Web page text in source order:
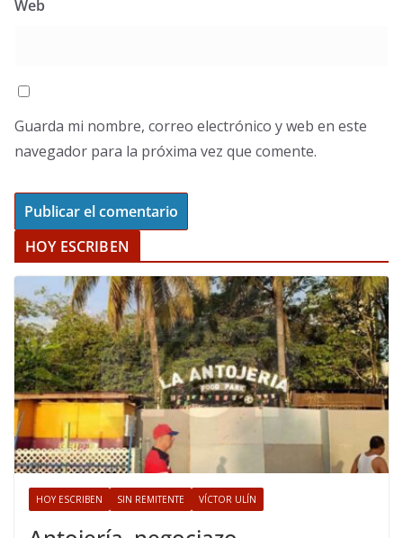
Web
Guarda mi nombre, correo electrónico y web en este
navegador para la próxima vez que comente.
HOY ESCRIBEN
HOY ESCRIBEN SIN REMITENTE VÍCTOR ULÍN